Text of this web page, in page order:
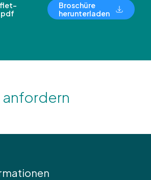
Broschüre
herunterladen